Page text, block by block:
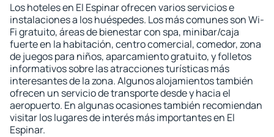
Los hoteles en El Espinar ofrecen varios servicios e
instalaciones a los huéspedes. Los más comunes son Wi-
Fi gratuito, áreas de bienestar con spa, minibar/caja
fuerte en la habitación, centro comercial, comedor, zona
de juegos para niños, aparcamiento gratuito, y folletos
informativos sobre las atracciones turísticas más
interesantes de la zona. Algunos alojamientos también
ofrecen un servicio de transporte desde y hacia el
aeropuerto. En algunas ocasiones también recomiendan
visitar los lugares de interés más importantes en El
Espinar.